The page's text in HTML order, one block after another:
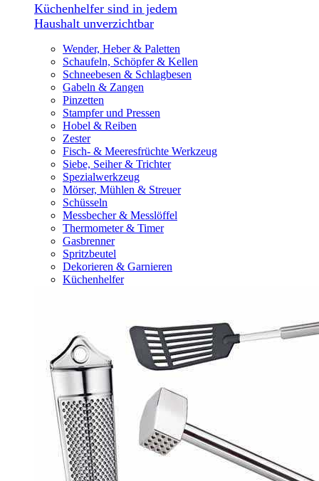
Küchenhelfer sind in jedem
Haushalt unverzichtbar
Wender, Heber & Paletten
Schaufeln, Schöpfer & Kellen
Schneebesen & Schlagbesen
Gabeln & Zangen
Pinzetten
Stampfer und Pressen
Hobel & Reiben
Zester
Fisch- & Meeresfrüchte Werkzeug
Siebe, Seiher & Trichter
Spezialwerkzeug
Mörser, Mühlen & Streuer
Schüsseln
Messbecher & Messlöffel
Thermometer & Timer
Gasbrenner
Spritzbeutel
Dekorieren & Garnieren
Küchenhelfer